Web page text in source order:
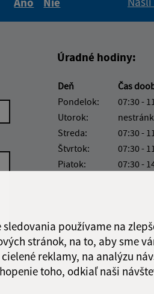
používame na
stránok, na to, aby sme
reklamy, na analýzu
toho, odkiaľ naši
Úradné hodiny:
Deň Čas
Pondelok:
07:30 -
Utorok:
Streda:
07:30 -
Štvrtok:
07:30 -
Piatok:
07:30 -